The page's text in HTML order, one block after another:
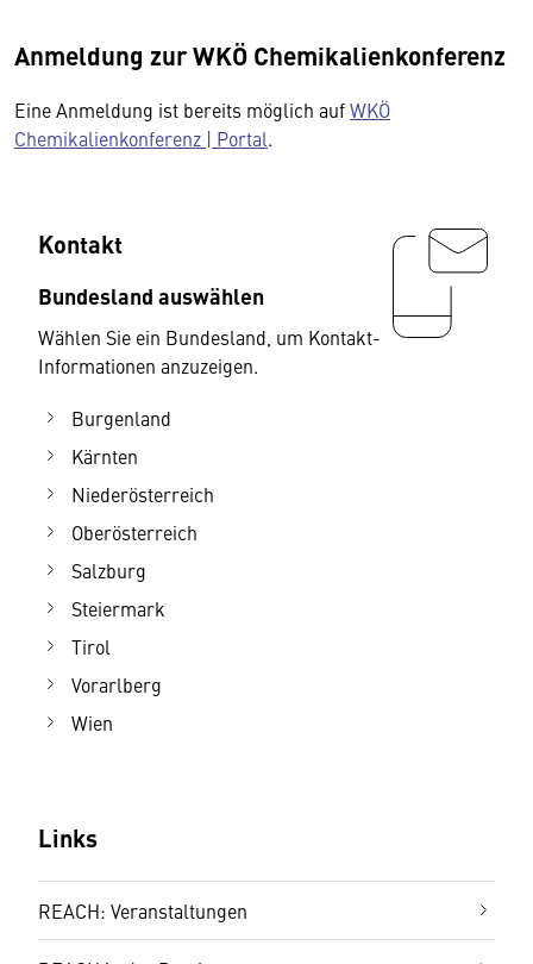
Anmeldung zur WKÖ Chemikalienkonferenz
Eine Anmeldung ist bereits möglich aufWKÖ
Chemikalienkonferenz | Portal.
Kontakt
Bundesland auswählen
Wählen Sie ein Bundesland, um Kontakt-
Informationen anzuzeigen.
Burgenland
Kärnten
Niederösterreich
Oberösterreich
Salzburg
Steiermark
Tirol
Vorarlberg
Wien
Links
REACH: Veranstaltungen